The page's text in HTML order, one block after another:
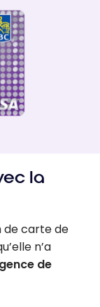
la
de carte de
n’a
de